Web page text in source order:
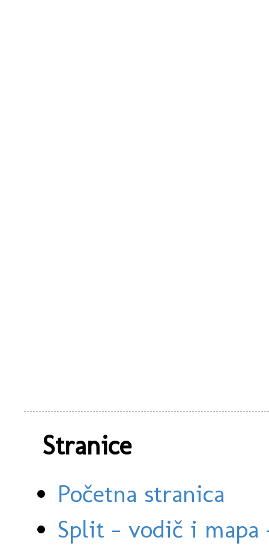
Stranice
Početna stranica
Split - vodič i